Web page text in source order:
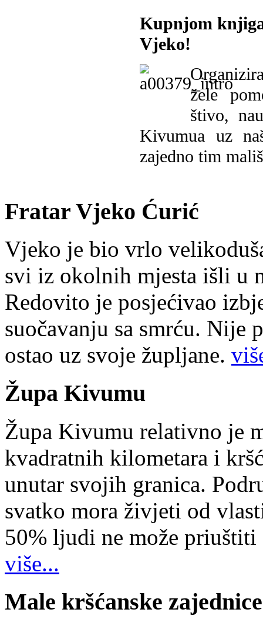
Kupnjom
Vjeko!
žele
štivo,
Kivumua uz
zajedno tim
Fratar Vjeko Ćurić
Vjeko je bio vrlo
svi iz okolnih mjesta išli u
Redovito je posjećivao
suočavanju sa smrću. Nije
ostao uz svoje župljane.
Župa Kivumu
Župa Kivumu relativno je
kvadratnih kilometara i
unutar svojih granica.
svatko mora živjeti od
50% ljudi ne može
više...
Male kršćanske zajednice